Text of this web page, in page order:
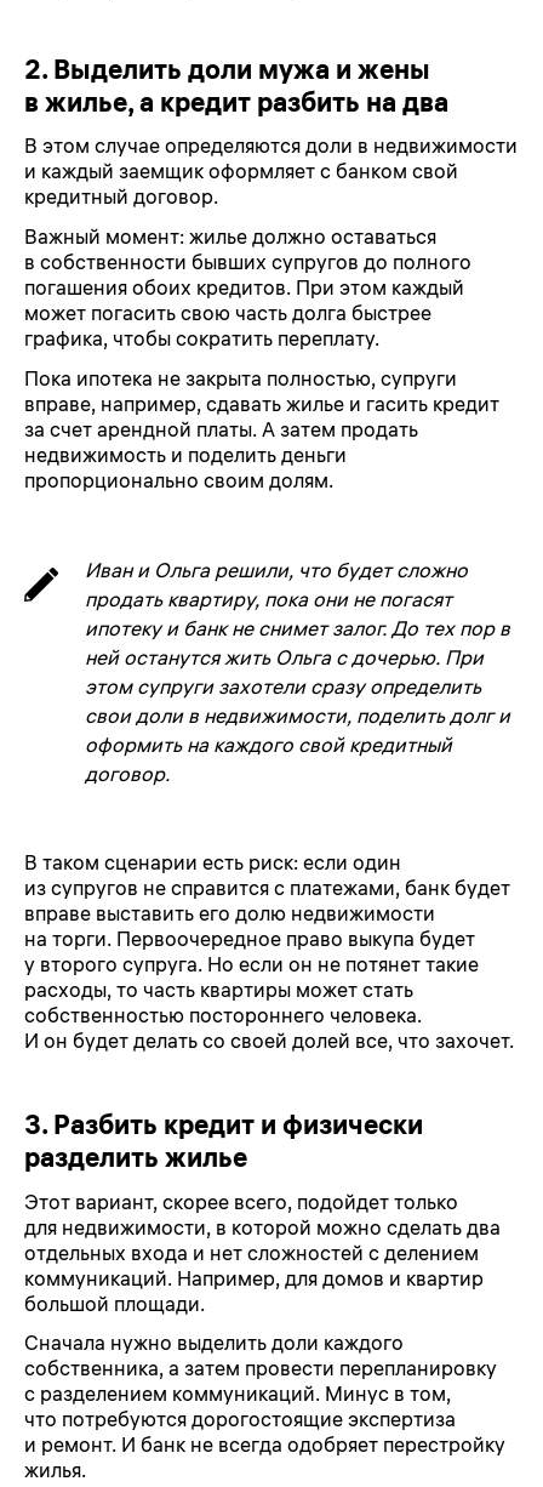
2. Выделить доли мужа и жены
в жилье, а кредит разбить на два
В этом случае определяются доли в недвижимости
и каждый заемщик оформляет с банком свой
кредитный договор.
Важный момент: жилье должно оставаться
в собственности бывших супругов до полного
погашения обоих кредитов. При этом каждый
может погасить свою часть долга быстрее
графика, чтобы сократить переплату.
Пока ипотека не закрыта полностью, супруги
вправе, например, сдавать жилье и гасить кредит
за счет арендной платы. А затем продать
недвижимость и поделить деньги
пропорционально своим долям.
Иван и Ольга решили, что будет сложно
продать квартиру, пока они не погасят
ипотеку и банк не снимет залог. До тех пор в
ней останутся жить Ольга с дочерью. При
этом супруги захотели сразу определить
свои доли в недвижимости, поделить долг и
оформить на каждого свой кредитный
договор.
В таком сценарии есть риск: если один
из супругов не справится с платежами, банк будет
вправе выставить его долю недвижимости
на торги. Первоочередное право выкупа будет
у второго супруга. Но если он не потянет такие
расходы, то часть квартиры может стать
собственностью постороннего человека.
И он будет делать со своей долей все, что захочет.
3. Разбить кредит и физически
разделить жилье
Этот вариант, скорее всего, подойдет только
для недвижимости, в которой можно сделать два
отдельных входа и нет сложностей с делением
коммуникаций. Например, для домов и квартир
большой площади.
Сначала нужно выделить доли каждого
собственника, а затем провести перепланировку
с разделением коммуникаций. Минус в том,
что потребуются дорогостоящие экспертиза
и ремонт. И банк не всегда одобряет перестройку
жилья.